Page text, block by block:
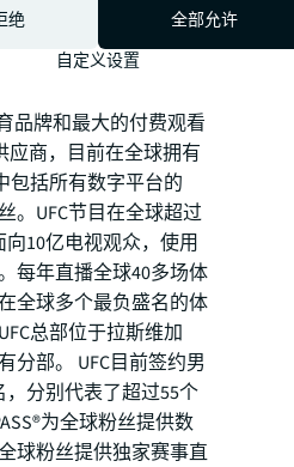
多信息请浏览
品牌和最大的付费观看
应商，目前在全球拥有
包括所有数字平台的
。UFC节目在全球超过
10亿电视观众，使用
每年直播全球40多场体
全球多个最负盛名的体
总部位于拉斯维加
分部。 UFC目前签约男
，分别代表了超过55个
为全球粉丝提供数
球粉丝提供独家赛事直
绝
全部允许
自定义设置